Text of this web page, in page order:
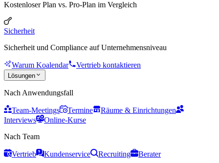
Kostenloser Plan vs. Pro-Plan im Vergleich
Sicherheit
Sicherheit und Compliance auf Unternehmensniveau
Warum Koalendar Vertrieb kontaktieren
Lösungen
Nach Anwendungsfall
Team-Meetings Termine
Räume & Einrichtungen
Interviews
Online-Kurse
Nach Team
Vertrieb Kundenservice Recruiting
Berater